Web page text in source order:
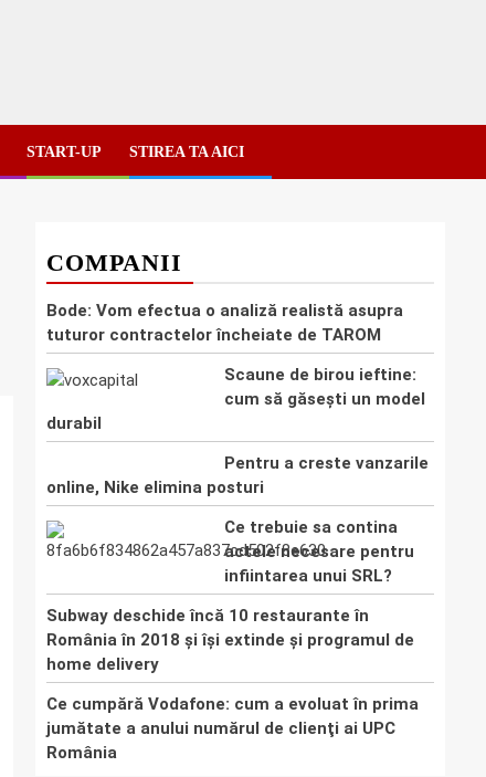
START-UP STIREA TA AICI
COMPANII
Bode: Vom efectua o analiză realistă asupra
tuturor contractelor încheiate de TAROM
Scaune de birou ieftine:
cum să găsești un model
durabil
Pentru a creste vanzarile
online, Nike elimina posturi
Ce trebuie sa contina
actele necesare pentru
infiintarea unui SRL?
Subway deschide încă 10 restaurante în
România în 2018 și își extinde și programul de
home delivery
Ce cumpără Vodafone: cum a evoluat în prima
jumătate a anului numărul de clienţi ai UPC
România